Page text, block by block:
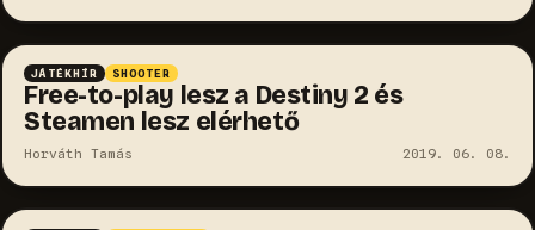
JÁTÉKHÍR SHOOTER
Free-to-play lesz a Destiny 2 és
Steamen lesz elérhető
Horváth Tamás 2019. 06. 08.